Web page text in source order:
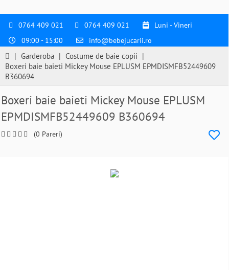
0764 409 021 0764 409 021
Luni - Vineri
09:00 - 15:00
info@bebejucarii.ro
| Garderoba | Costume de baie copii |
Boxeri baie baieti Mickey Mouse EPLUSM EPMDISMFB52449609
B360694
Boxeri baie baieti Mickey Mouse EPLUSM
EPMDISMFB52449609 B360694
(0 Pareri)